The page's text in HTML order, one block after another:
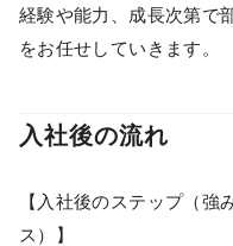
経験や能力、成長次第で
をお任せしていきます。
入社後の流れ
【入社後のステップ（
ス）】